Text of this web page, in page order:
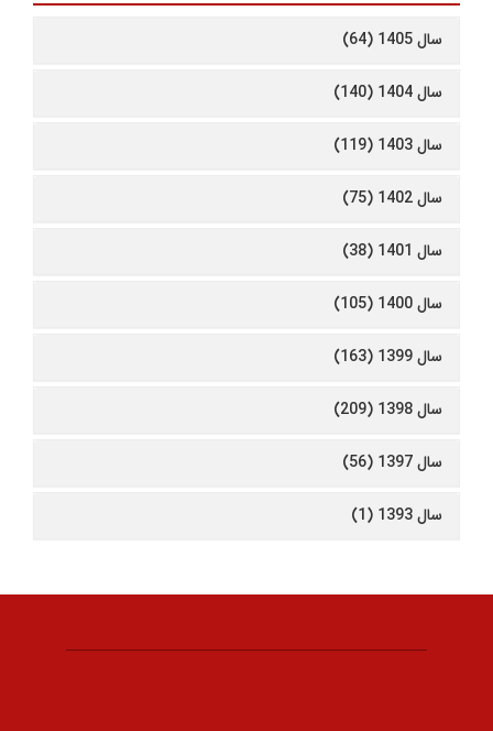
سال 1405 (64)
سال 1404 (140)
سال 1403 (119)
سال 1402 (75)
سال 1401 (38)
سال 1400 (105)
سال 1399 (163)
سال 1398 (209)
سال 1397 (56)
سال 1393 (1)